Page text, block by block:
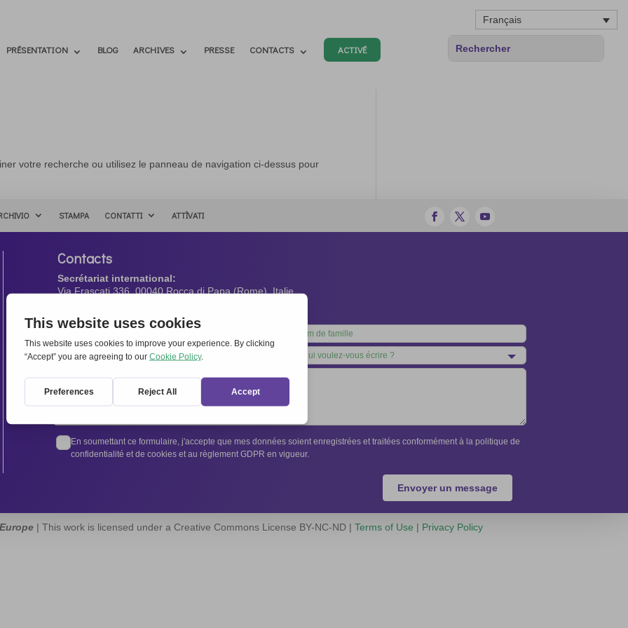
Français
PRÉSENTATION BLOG ARCHIVES PRESSE CONTACTS ACTIVÉ
votre recherche ou utilisez le panneau de navigation ci-dessus pour
STAMPA CONTATTI ATTÌVATI
Contacts
Secrétariat international:
Via Frascati 336, 00040 Rocca di Papa (Rome), Italie
Leave
this
field
En soumettant ce formulaire, j'accepte que mes données soient enregistrées et traitées conformément à la politique de
confidentialité et de cookies et au règlement GDPR en vigueur.
Envoyer un message
| This work is licensed under a Creative Commons License BY-NC-ND | Terms of Use | Privacy Policy